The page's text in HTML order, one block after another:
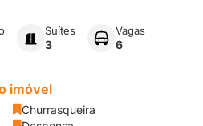
Suítes
3
Vagas
6
imóvel
Churrasqueira